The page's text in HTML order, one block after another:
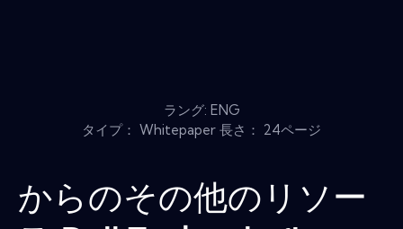
ラング: ENG
タイプ： Whitepaper 長さ： 24ページ
からのその他のリソー